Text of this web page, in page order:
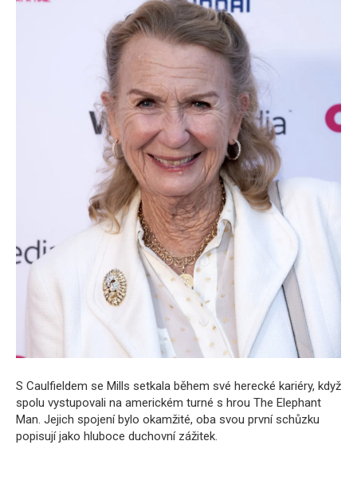
S Caulfieldem se Mills setkala během své herecké kariéry, když
spolu vystupovali na americkém turné s hrou The Elephant
Man. Jejich spojení bylo okamžité, oba svou první schůzku
popisují jako hluboce duchovní zážitek.